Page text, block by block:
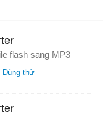
flash sang MP3